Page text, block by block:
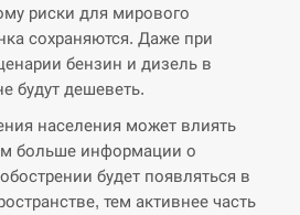
“Бардеролями” по Харькову,
ЩЕ...
риски для мирового
сохраняются. Даже при
бензин и дизель в
будут дешеветь.
населения может влиять
больше информации о
будет появляться в
тем активнее часть